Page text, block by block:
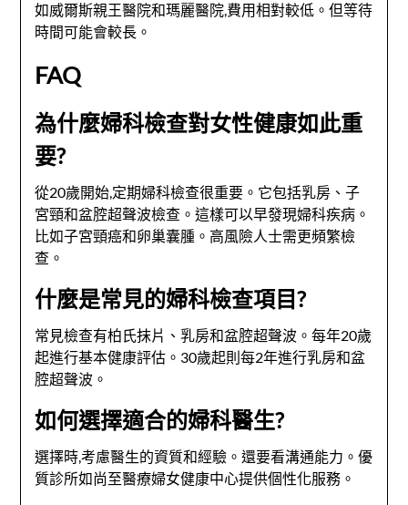
如威爾斯親王醫院和瑪麗醫院,費用相對較低。但等待
時間可能會較長。
FAQ
為什麼婦科檢查對女性健康如此重
要?
從20歲開始,定期婦科檢查很重要。它包括乳房、子
宮頸和盆腔超聲波檢查。這樣可以早發現婦科疾病。
比如子宮頸癌和卵巢囊腫。高風險人士需更頻繁檢
查。
什麼是常見的婦科檢查項目?
常見檢查有柏氏抹片、乳房和盆腔超聲波。每年20歲
起進行基本健康評估。30歲起則每2年進行乳房和盆
腔超聲波。
如何選擇適合的婦科醫生?
選擇時,考慮醫生的資質和經驗。還要看溝通能力。優
質診所如尚至醫療婦女健康中心提供個性化服務。